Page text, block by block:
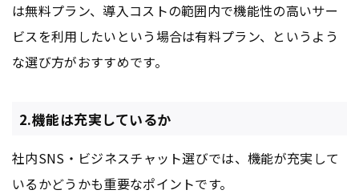
は無料プラン、導入コストの範囲内で機能性の高いサー
ビスを利用したいという場合は有料プラン、というよう
な選び方がおすすめです。
2.機能は充実しているか
社内SNS・ビジネスチャット選びでは、機能が充実して
いるかどうかも重要なポイントです。